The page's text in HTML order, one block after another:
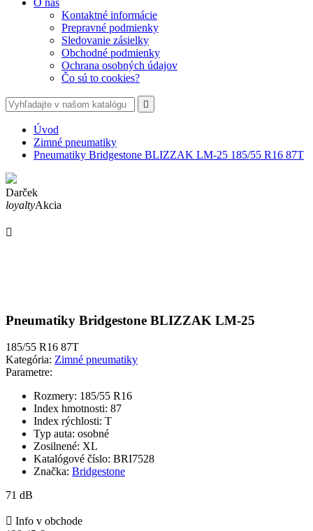
O nás
Kontaktné informácie
Prepravné podmienky
Sledovanie zásielky
Obchodné podmienky
Ochrana osobných údajov
Čo sú to cookies?

Úvod
Zimné pneumatiky
Pneumatiky Bridgestone BLIZZAK LM-25 185/55 R16 87T
Darček
loyaltyAkcia

Pneumatiky Bridgestone BLIZZAK LM-25
185/55 R16 87T
Kategória: Zimné pneumatiky
Parametre:
Rozmery: 185/55 R16
Index hmotnosti: 87
Index rýchlosti: T
Typ auta: osobné
Zosilnené: XL
Katalógové číslo: BRI7528
Značka: Bridgestone
71 dB
 Info v obchode